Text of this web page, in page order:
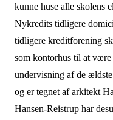
kunne huse alle skolens
Nykredits tidligere
tidligere kreditforening
som kontorhus til at være
undervisning af de
og er tegnet af arkitekt
Hansen-Reistrup har